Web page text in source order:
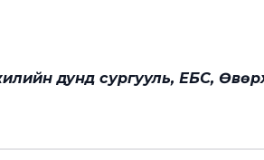
дунд сургууль, ЕБС,